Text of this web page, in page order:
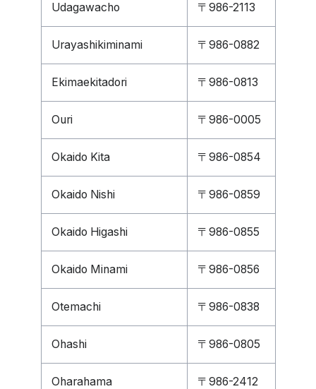
Udagawacho 〒986-2113
Urayashikiminami 〒986-0882
Ekimaekitadori 〒986-0813
Ouri 〒986-0005
Okaido Kita 〒986-0854
Okaido Nishi 〒986-0859
Okaido Higashi 〒986-0855
Okaido Minami 〒986-0856
Otemachi 〒986-0838
Ohashi 〒986-0805
Oharahama 〒986-2412